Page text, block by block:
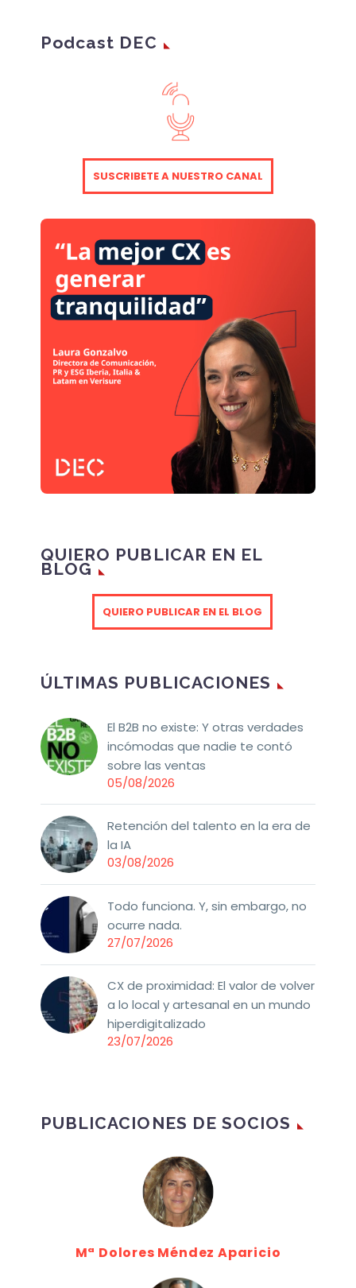
Podcast DEC
SUSCRIBETE A NUESTRO CANAL
QUIERO PUBLICAR EN EL
BLOG
QUIERO PUBLICAR EN EL BLOG
ÚLTIMAS PUBLICACIONES
El B2B no existe: Y otras verdades
incómodas que nadie te contó
sobre las ventas
05/08/2026
Retención del talento en la era de
la IA
03/08/2026
Todo funciona. Y, sin embargo, no
ocurre nada.
27/07/2026
CX de proximidad: El valor de volver
a lo local y artesanal en un mundo
hiperdigitalizado
23/07/2026
PUBLICACIONES DE SOCIOS
Mª Dolores Méndez Aparicio